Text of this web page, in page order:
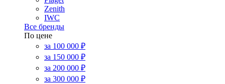
Zenith
IWC
Все бренды
По цене
за 100 000 ₽
за 150 000 ₽
за 200 000 ₽
за 300 000 ₽